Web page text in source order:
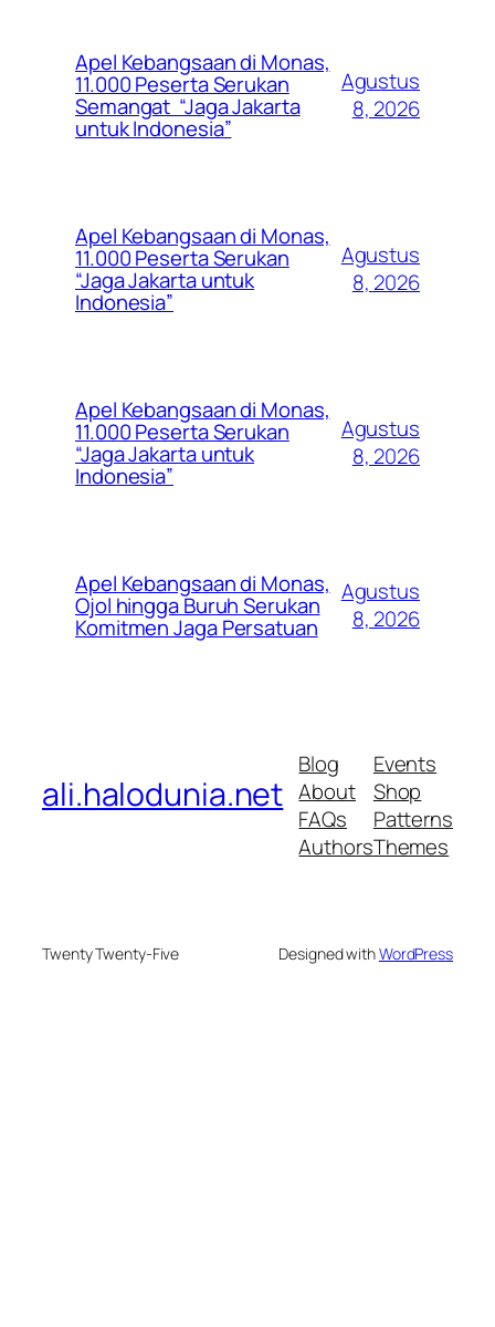
Apel Kebangsaan di Monas,
11.000 Peserta Serukan
Semangat “Jaga Jakarta
untuk Indonesia”
Agustus
8, 2026
Apel Kebangsaan di Monas,
11.000 Peserta Serukan
“Jaga Jakarta untuk
Indonesia”
Agustus
8, 2026
Apel Kebangsaan di Monas,
11.000 Peserta Serukan
“Jaga Jakarta untuk
Indonesia”
Agustus
8, 2026
Apel Kebangsaan di Monas,
Ojol hingga Buruh Serukan
Komitmen Jaga Persatuan
Agustus
8, 2026
ali.halodunia.net
Blog
About
FAQs
Authors
Events
Shop
Patterns
Themes
Twenty Twenty-Five Designed withWordPress